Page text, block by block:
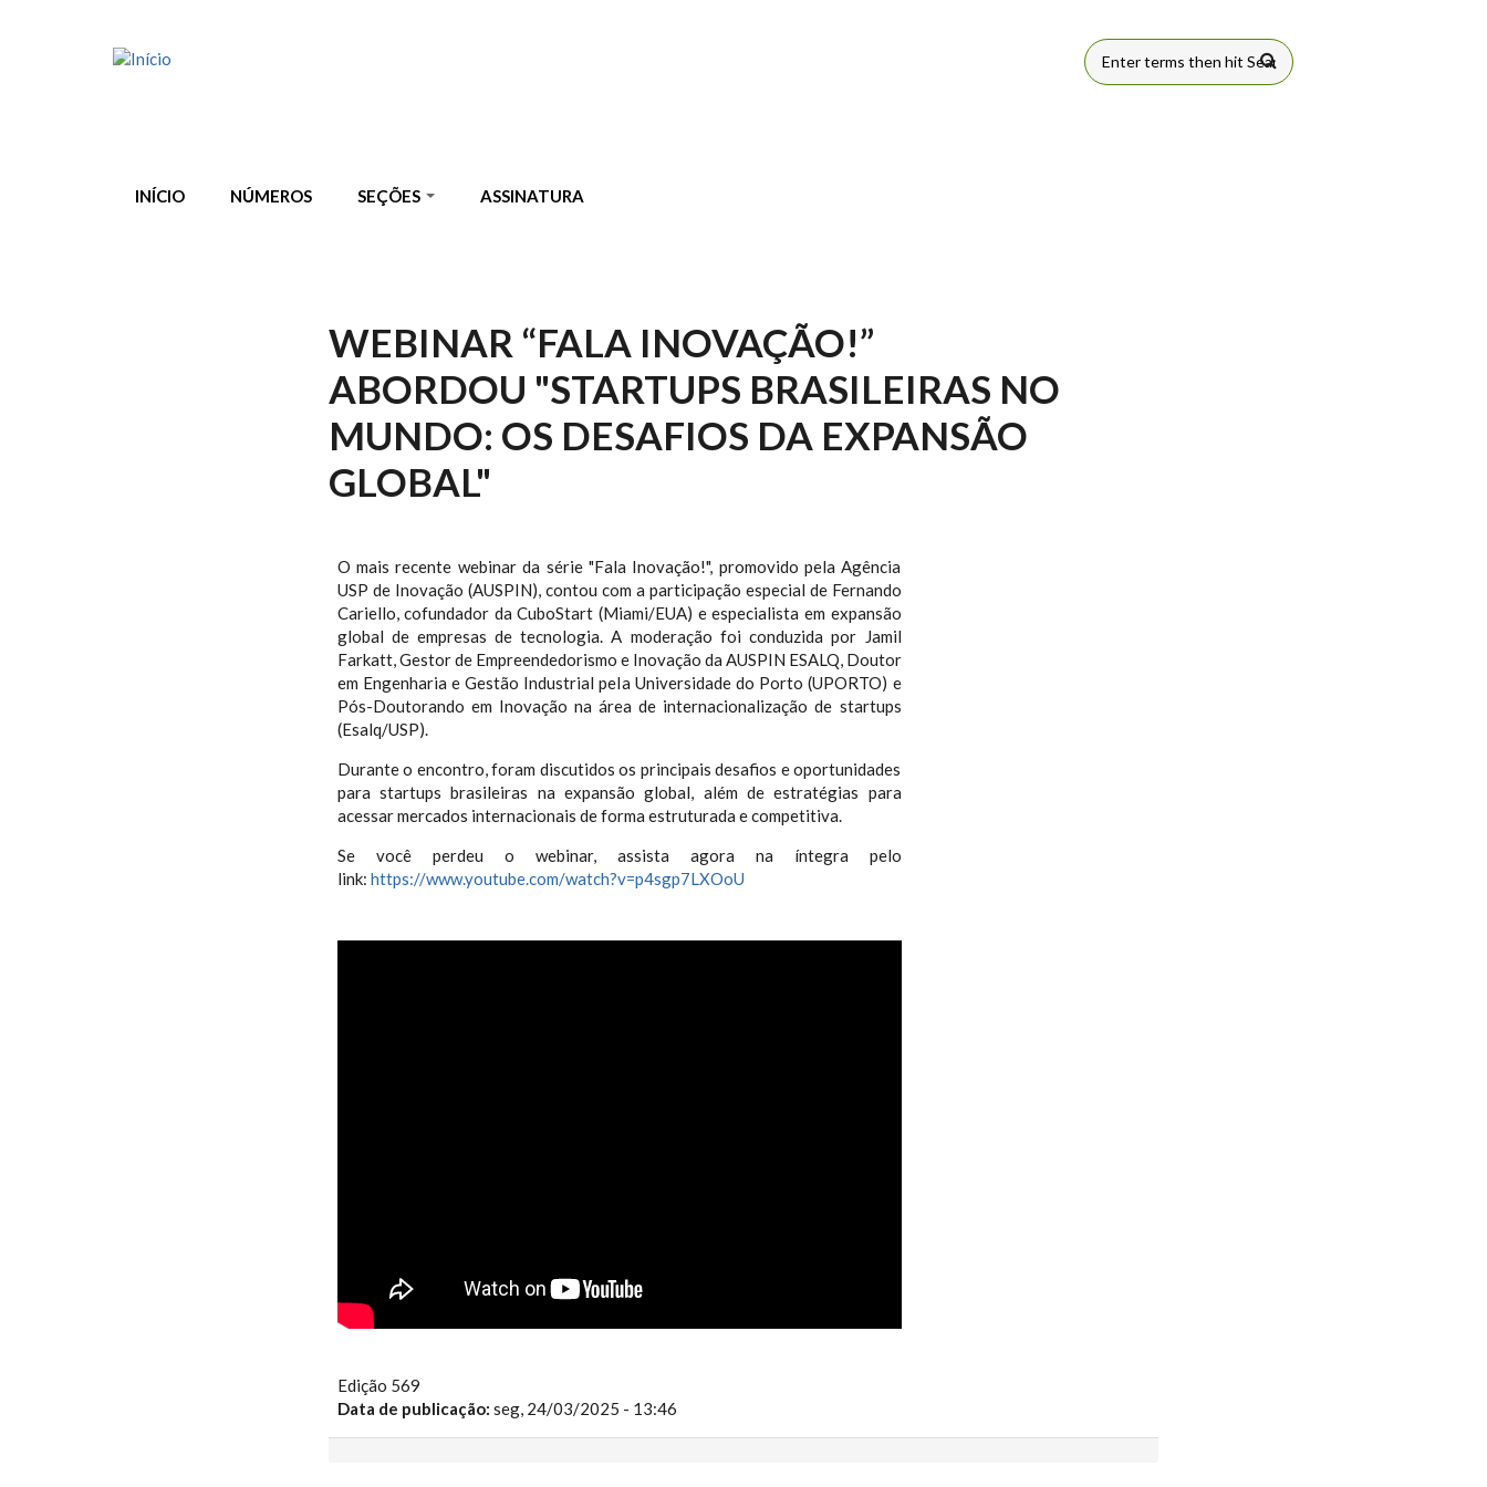
FORMULÁRIO
INÍCIO NÚMEROS SEÇÕES ASSINATURA
WEBINAR “FALA INOVAÇÃO!”
ABORDOU "STARTUPS BRASILEIRAS NO
MUNDO: OS DESAFIOS DA EXPANSÃO
GLOBAL"
O mais recente webinar da série "Fala Inovação!", promovido pela Agência
USP de Inovação (AUSPIN), contou com a participação especial de Fernando
Cariello, cofundador da CuboStart (Miami/EUA) e especialista em expansão
global de empresas de tecnologia. A moderação foi conduzida por Jamil
Farkatt, Gestor de Empreendedorismo e Inovação da AUSPIN ESALQ, Doutor
em Engenharia e Gestão Industrial pela Universidade do Porto (UPORTO) e
Pós-Doutorando em Inovação na área de internacionalização de startups
(Esalq/USP).
Durante o encontro, foram discutidos os principais desafios e oportunidades
para startups brasileiras na expansão global, além de estratégias para
acessar mercados internacionais de forma estruturada e competitiva.
Se você perdeu o webinar, assista agora na íntegra pelo
link: https://www.youtube.com/watch?v=p4sgp7LXOoU
Edição 569
Data de publicação: seg, 24/03/2025 - 13:46